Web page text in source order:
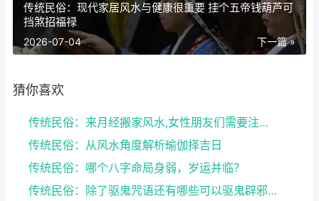
传统民俗：现代家居风水与健康很重要 挂个五帝钱葫芦可
挡煞招福禄
下一篇 »
2026-07-04
猜你喜欢
传统民俗：来月经搬家风水,女性朋友们需要注意了
传统民俗：从风水角度解析瑜伽择吉日
传统民俗：哪个八字命局身弱，岁运并临？
传统民俗：除了驱鬼咒语还有哪些可以驱鬼辟邪的方法？...